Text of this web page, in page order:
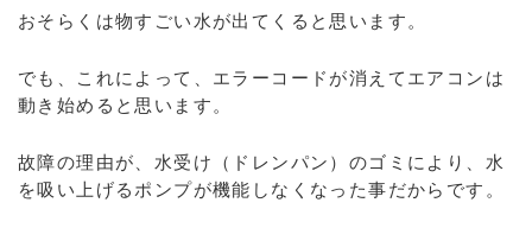
おそらくは物すごい水が出てくると思います。
でも、これによって、エラーコードが消えてエアコンは
動き始めると思います。
故障の理由が、水受け（ドレンパン）のゴミにより、水
を吸い上げるポンプが機能しなくなった事だからです。